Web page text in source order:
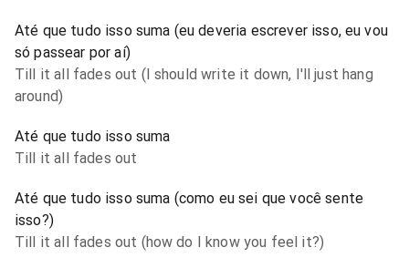
Até que tudo isso suma (eu deveria escrever isso, eu vou
só passear por aí)
Till it all fades out (I should write it down, I'll just hang
around)
Até que tudo isso suma
Till it all fades out
Até que tudo isso suma (como eu sei que você sente
isso?)
Till it all fades out (how do I know you feel it?)